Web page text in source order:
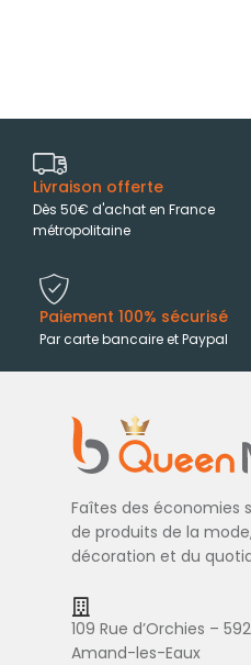
Livraison offerte
Dès 50€ d'achat en France
métropolitaine
Paiement 100% sécurisé
Par carte bancaire et Paypal
Faîtes des économies
de produits de la
décoration et du
109 Rue d’Orchies –
Amand-les-Eaux